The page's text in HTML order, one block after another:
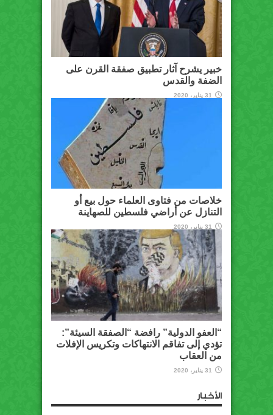
خبير يشرح آثار تطبيق صفقة القرن على
الضفة والقدس
31 يناير، 2020
خلاصات من فتاوى العلماء حول بيع أو
التنازل عن أراضي فلسطين للصهاينة
31 يناير، 2020
“العفو الدولية” رافضة “الصفقة السيئة”:
تؤدي إلى تفاقم الانتهاكات وتكريس الإفلات
من العقاب
31 يناير، 2020
الأخبار